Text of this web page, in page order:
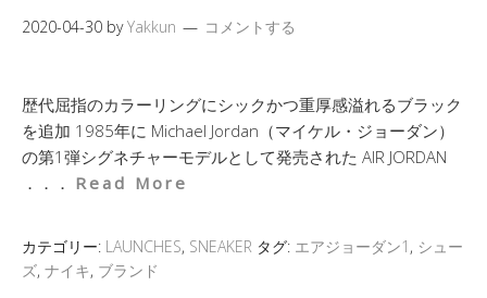
2020-04-30 byYakkun コメントする
歴代屈指のカラーリングにシックかつ重厚感溢れるブラック
を追加 1985年に Michael Jordan（マイケル・ジョーダン）
の第1弾シグネチャーモデルとして発売された AIR JORDAN
．．． Read More
カテゴリー: LAUNCHES, SNEAKER タグ: エアジョーダン1 , シュー
ズ, ナイキ, ブランド